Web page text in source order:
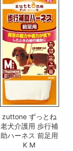
zuttone ずっとね
老犬介護用 歩行補
助ハーネス 前足用
K M